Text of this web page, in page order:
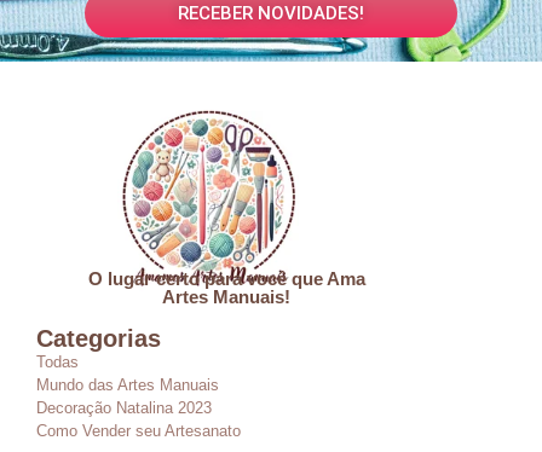
RECEBER NOVIDADES!
O lugar certo para você que Ama
Artes Manuais!
Categorias
Todas
Mundo das Artes Manuais
Decoração Natalina 2023
Como Vender seu Artesanato